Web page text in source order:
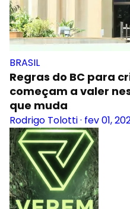
BRASIL
Regras do BC para
começam a valer
que muda
Rodrigo Tolotti· fev 01,